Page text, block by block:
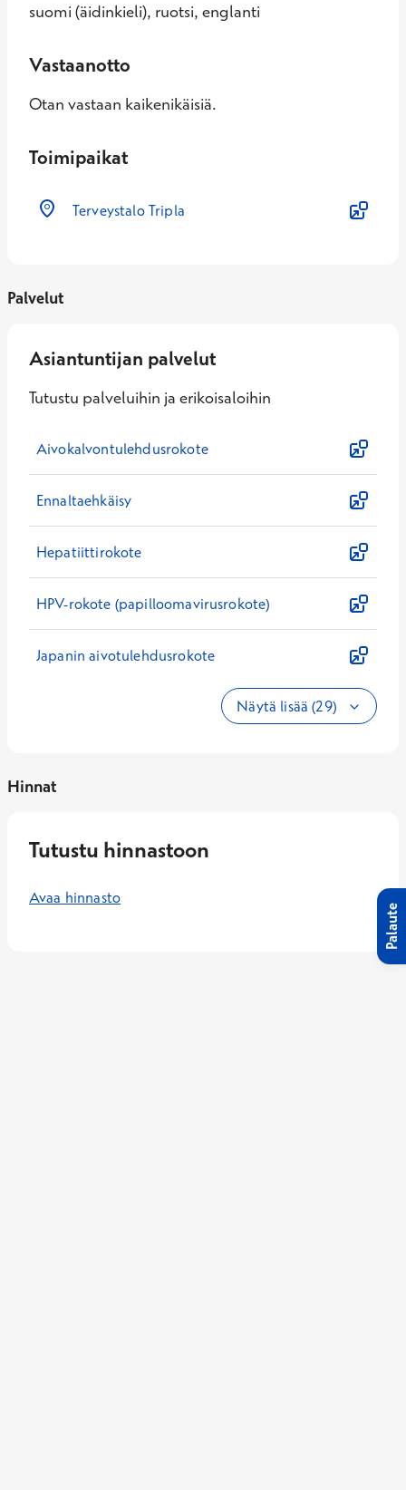
suomi (äidinkieli), ruotsi, englanti
Vastaanotto
Otan vastaan kaikenikäisiä.
Toimipaikat
Terveystalo Tripla
Palvelut
Asiantuntijan palvelut
Tutustu palveluihin ja erikoisaloihin
Aivokalvontulehdusrokote
Ennaltaehkäisy
Hepatiittirokote
HPV-rokote (papilloomavirusrokote)
Japanin aivotulehdusrokote
Näytä lisää (29)
Hinnat
Tutustu hinnastoon
Avaa hinnasto
Palaute